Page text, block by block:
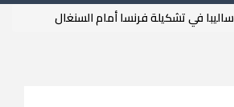
ساليبا في تشكيلة فرنسا أمام السنغال